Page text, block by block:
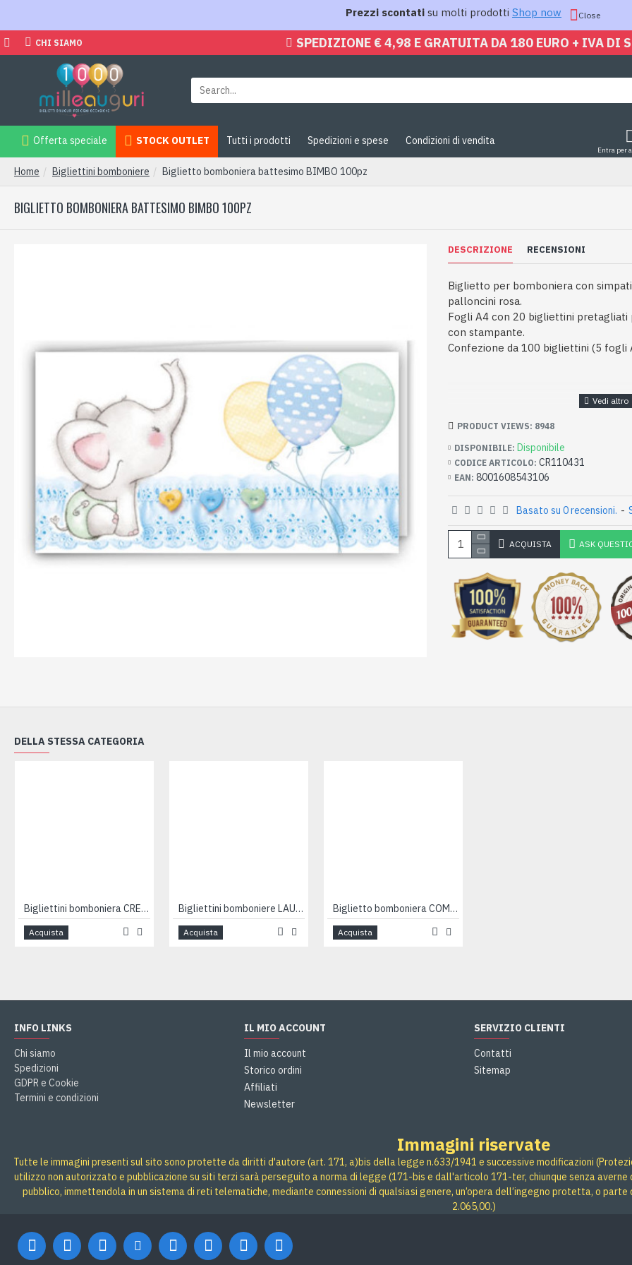
Prezzi scontati su molti prodotti Shop now Close
CHI SIAMO SPEDIZIONE € 4,98 E GRATUITA DA 180 EURO + IVA DI
Offerta speciale STOCK OUTLET Tutti i prodotti Spedizioni e spese Condizioni di vendita
Entra per
Home Bigliettini bomboniere Biglietto bomboniera battesimo BIMBO 100pz
BIGLIETTO BOMBONIERA BATTESIMO BIMBO 100PZ
DESCRIZIONE RECENSIONI
Biglietto per bomboniera con
palloncini rosa.
Fogli A4 con 20 bigliettini pretagliati
con stampante.
Confezione da 100 bigliettini (5 fogli
DISPONIBILE: Disponibile
CODICE ARTICOLO: CR110431
EAN: 8001608543106
PRODUCT VIEWS: 8948
Basato su 0 recensioni. -
ACQUISTA ASK
DELLA STESSA CATEGORIA
Bigliettini bomboniera CRESIMA 100pz
Acquista
Bigliettini bomboniere LAUREA 100pz
Acquista
Biglietto bomboniera COMUNIONE 200pz
Acquista
INFO LINKS
Chi siamo
Spedizioni
GDPR e Cookie
Termini e condizioni
IL MIO ACCOUNT
Il mio account
Storico ordini
Affiliati
Newsletter
SERVIZIO CLIENTI
Contatti
Sitemap
Immagini riservate
Tutte le immagini presenti sul sito sono protette da diritti d'autore (art. 171, a)bis della legge n.633/1941 e successive modificazioni
utilizzo non autorizzato e pubblicazione su siti terzi sarà perseguito a norma di legge (171-bis e dall'articolo 171-ter, chiunque senza
pubblico, immettendola in un sistema di reti telematiche, mediante connessioni di qualsiasi genere, un’opera dell’ingegno protetta, o
2.065,00.)